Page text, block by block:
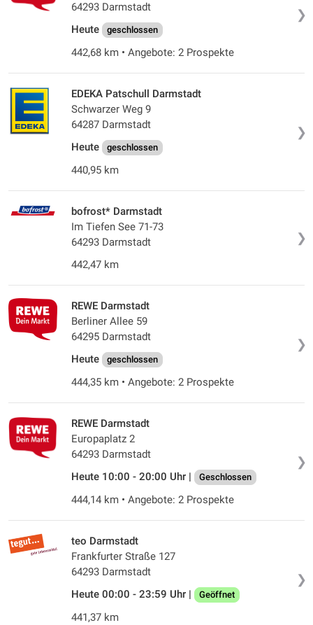
❯
64293 Darmstadt
Heute
geschlossen
442,68 km • Angebote: 2 Prospekte
❯
EDEKA Patschull Darmstadt
Schwarzer Weg 9
64287 Darmstadt
Heute
geschlossen
440,95 km
❯
bofrost* Darmstadt
Im Tiefen See 71-73
64293 Darmstadt
442,47 km
❯
REWE Darmstadt
Berliner Allee 59
64295 Darmstadt
Heute
geschlossen
444,35 km • Angebote: 2 Prospekte
❯
REWE Darmstadt
Europaplatz 2
64293 Darmstadt
Heute 10:00 - 20:00 Uhr |
Geschlossen
444,14 km • Angebote: 2 Prospekte
❯
teo Darmstadt
Frankfurter Straße 127
64293 Darmstadt
Heute 00:00 - 23:59 Uhr |
Geöffnet
441,37 km